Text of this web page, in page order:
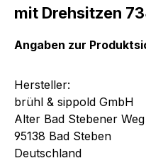
mit Drehsitzen
Angaben zur
Hersteller:
brühl & sippold GmbH
Alter Bad Stebener Weg
95138 Bad Steben
Deutschland